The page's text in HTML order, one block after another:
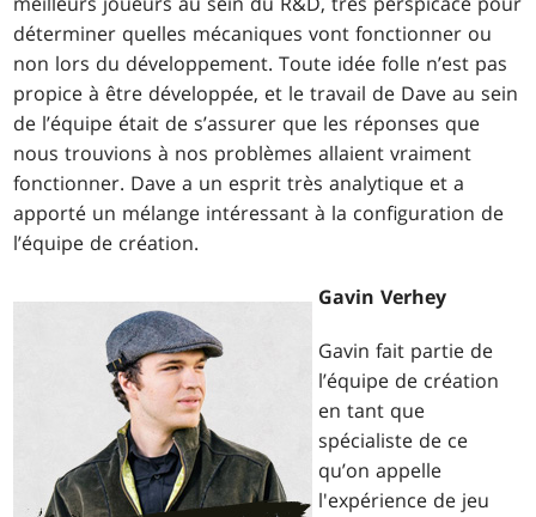
déterminer quelles mécaniques vont fonctionner ou
non lors du développement. Toute idée folle n’est pas
propice à être développée, et le travail de Dave au sein
de l’équipe était de s’assurer que les réponses que
nous trouvions à nos problèmes allaient vraiment
fonctionner. Dave a un esprit très analytique et a
apporté un mélange intéressant à la configuration de
l’équipe de création.
Gavin Verhey
Gavin fait partie de
l’équipe de création
en tant que
spécialiste de ce
qu’on appelle
l'expérience de jeu